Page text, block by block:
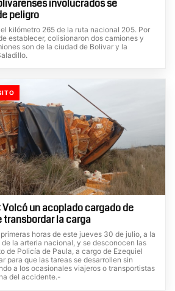
involucrados se
peligro
kilómetro 265 de la ruta nacional 205. Por
establecer, colisionaron dos camiones y
son de la ciudad de Bolivar y la
un acoplado cargado de
transbordar la carga
horas de este jueves 30 de julio, a la
la arteria nacional, y se desconocen las
de Policía de Paula, a cargo de Ezequiel
para que las tareas se desarrollen sin
a los ocasionales viajeros o transportistas
del accidente.-